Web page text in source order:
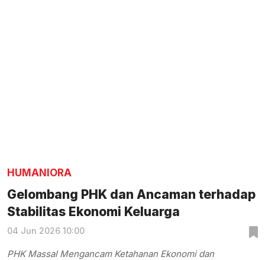
HUMANIORA
Gelombang PHK dan Ancaman terhadap
Stabilitas Ekonomi Keluarga
04 Jun 2026 10:00
PHK Massal Mengancam Ketahanan Ekonomi dan